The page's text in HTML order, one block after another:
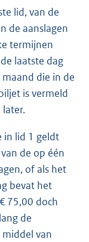
lid, van de
de aanslagen
termijnen
laatste dag
die in de
is vermeld
later.
in lid 1 geldt
de op één
of als het
bevat het
75,00 doch
de
van